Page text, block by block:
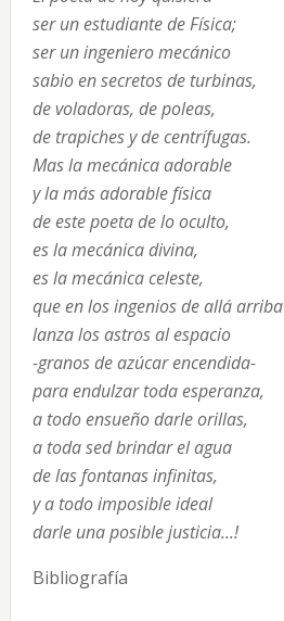
ser un estudiante de Física;
ser un ingeniero mecánico
sabio en secretos de turbinas,
de voladoras, de poleas,
de trapiches y de centrífugas.
Mas la mecánica adorable
y la más adorable física
de este poeta de lo oculto,
es la mecánica divina,
es la mecánica celeste,
que en los ingenios de allá arriba
lanza los astros al espacio
-granos de azúcar encendida-
para endulzar toda esperanza,
a todo ensueño darle orillas,
a toda sed brindar el agua
de las fontanas infinitas,
y a todo imposible ideal
darle una posible justicia...!
Bibliografía